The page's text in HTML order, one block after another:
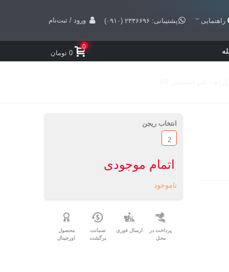
راهنمایی پشتیبانی: ۲۳۳۶۶۹۶ (۰۹۱۰) ورود / ثبت‌نام
0
0 تومان
انتخاب ریجن
2
اتمام موجودی
ناموجود
پرداخت در
محل
ارسال فوری
ضمانت
برگشت
محصول
اورجینال